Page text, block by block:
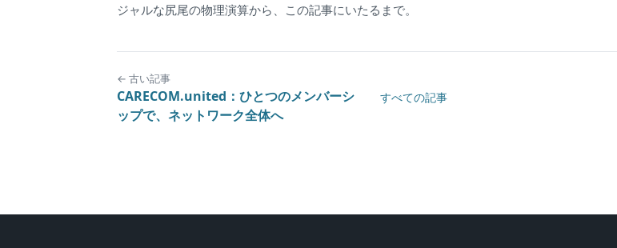
ジャルな尻尾の物理演算から、この記事にいたるまで。
← 古い記事
CARECOM.united：ひとつのメンバーシ
ップで、ネットワーク全体へ
すべての記事